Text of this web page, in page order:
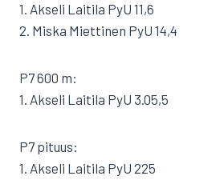
1. Akseli Laitila PyU 11,6
2. Miska Miettinen PyU 14,4
P7 600 m:
1. Akseli Laitila PyU 3.05,5
P7 pituus:
1. Akseli Laitila PyU 225